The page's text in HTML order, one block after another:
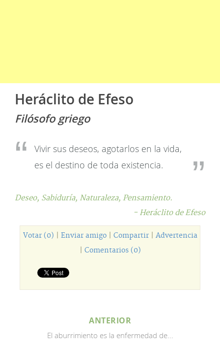
Heráclito de Efeso
Filósofo griego
Vivir sus deseos, agotarlos en la vida,
es el destino de toda existencia.
Deseo, Sabiduría, Naturaleza, Pensamiento.
- Heráclito de Efeso
Votar (0) Enviar amigo| Compartir| Advertencia
Comentarios (0)
ANTERIOR
El aburrimiento es la enfermedad de...